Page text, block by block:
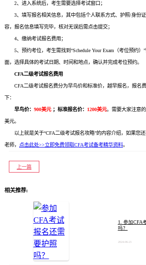
2、进入系统后，考生需要选择考试窗口；
3、填写报名相关信息，其中包括个人联系方式、护照/身份证
容，报名信息填写完毕，核对无误后需点击提交；
4、缴纳考试报名费用；
5、预约考位，考生需找到“Schedule Your Exam（考位预约）
面，选择具体的考试日期、时间和地点，确认并完成考位预约。
CFA二级考试报名费用
CFA二级考试报名费分为早鸟价和标准价，越早报名，报名
下：
早鸟价： 900美元；标准报名价： 1200美元。需要大家注意
美元。
以上就是关于“CFA二级考试报名攻略”的内容介绍，如果您
老师， 点击此处>>立即免费领取CFA考试备考精华资料。
上一篇
相关推荐:
1. 参加CFA
吗？
2024-06-21